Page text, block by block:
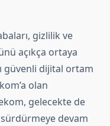
gizlilik ve
açıkça ortaya
güvenli dijital ortam
olan
gelecekte de
devam